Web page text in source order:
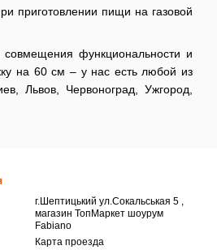
приготовлении пищи на газовой
функциональности и
на 60 см – у нас есть любой из
Львов, Червоноград, Ужгород,
г.Шептицький ул.Сокальськая 5 ,
магазин ТопМаркет шоурум
Fabiano
Карта проезда